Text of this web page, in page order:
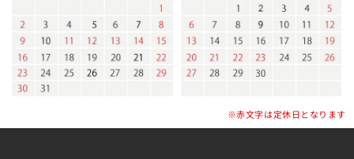
※赤文字は定休日となります